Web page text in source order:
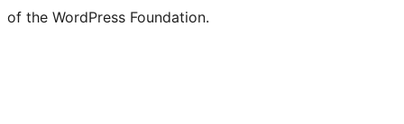
of the WordPress Foundation.